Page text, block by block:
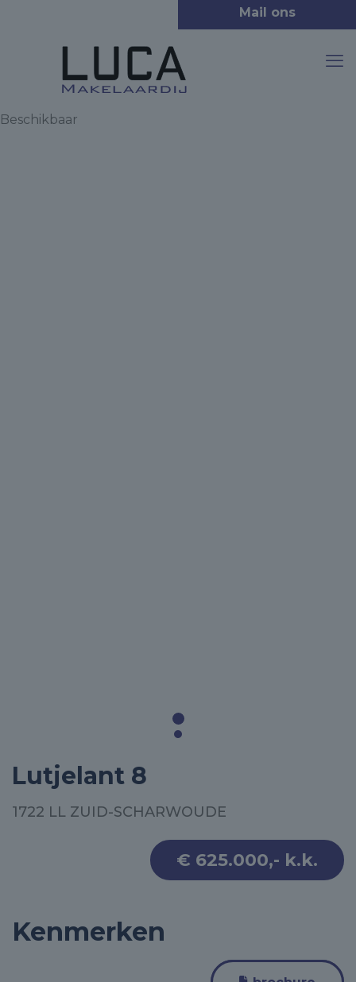
Beschikbaar
Lutjelant 8
1722 LL ZUID-SCHARWOUDE
€ 625.000,- k.k.
Kenmerken